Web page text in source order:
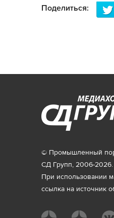
Поделиться:
© Промышленный
СД Групп, 2006-2026.
При использовании
ссылка на источник